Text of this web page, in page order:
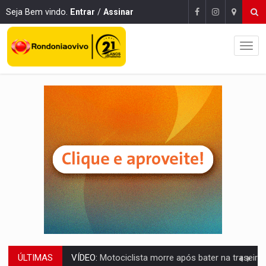
Seja Bem vindo. Entrar / Assinar
ÚLTIMAS PARECE UM NUGGET:Essa receita com frango virou o meu